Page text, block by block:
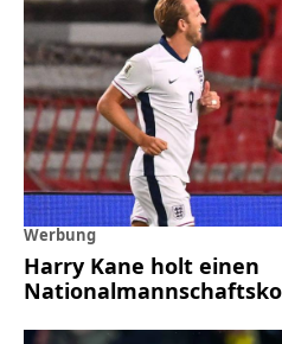
Werbung
Harry Kane holt einen